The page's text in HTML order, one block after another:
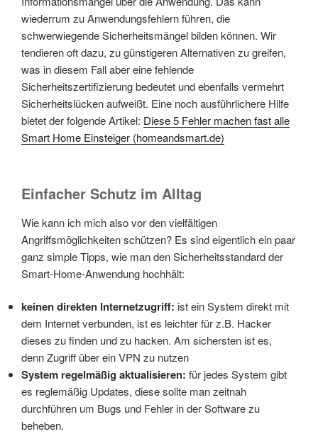
wiederrum zu Anwendungsfehlern führen, die
schwerwiegende Sicherheitsmängel bilden können. Wir
tendieren oft dazu, zu günstigeren Alternativen zu greifen,
was in diesem Fall aber eine fehlende
Sicherheitszertifizierung bedeutet und ebenfalls vermehrt
Sicherheitslücken aufweißt. Eine noch ausführlichere Hilfe
bietet der folgende Artikel: Diese 5 Fehler machen fast alle
Smart Home Einsteiger (homeandsmart.de)
Einfacher Schutz im Alltag
Wie kann ich mich also vor den vielfältigen
Angriffsmöglichkeiten schützen? Es sind eigentlich ein paar
ganz simple Tipps, wie man den Sicherheitsstandard der
Smart-Home-Anwendung hochhält:
keinen direkten Internetzugriff: ist ein System direkt mit
dem Internet verbunden, ist es leichter für z.B. Hacker
dieses zu finden und zu hacken. Am sichersten ist es,
denn Zugriff über ein VPN zu nutzen
System regelmäßig aktualisieren: für jedes System gibt
es reglemäßig Updates, diese sollte man zeitnah
durchführen um Bugs und Fehler in der Software zu
beheben.